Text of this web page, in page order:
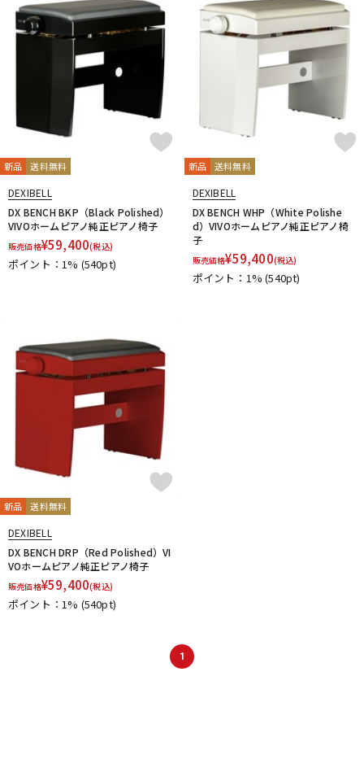
ドラム パーカッション
キーボード
管楽器 その他楽器
DJ機器
配信/ライブ機器
中古
新品 送料無料
DEXIBELL
DX BENCH BKP（Black Polished）
VIVOホームピアノ純正ピアノ椅子
販売価格¥59,400(税込)
ポイント：1% (540pt)
新品 送料無料
DEXIBELL
DX BENCH WHP（White Polishe
d）VIVOホームピアノ純正ピアノ椅
子
販売価格¥59,400(税込)
ポイント：1%(540pt)
新品 送料無料
DEXIBELL
DX BENCH DRP（Red Polished）VI
VOホームピアノ純正ピアノ椅子
販売価格¥59,400(税込)
ポイント：1% (540pt)
1